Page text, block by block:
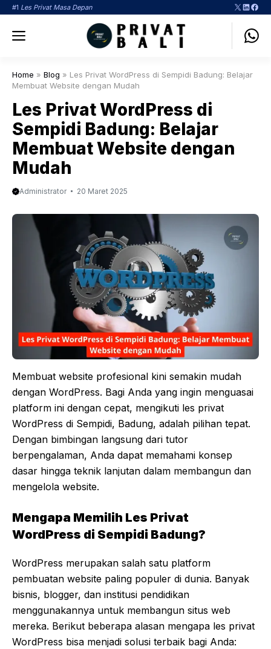
Langsung
#1 Les Privat Masa Depan X
Menu
Home » Blog » Les Privat WordPress di Sempidi Badung: Belajar
Membuat Website dengan Mudah
Les Privat WordPress di
Sempidi Badung: Belajar
Membuat Website dengan
Mudah
Administrator 20 Maret 2025
Membuat website profesional kini semakin mudah
dengan WordPress. Bagi Anda yang ingin menguasai
platform ini dengan cepat, mengikuti les privat
WordPress di Sempidi, Badung, adalah pilihan tepat.
Dengan bimbingan langsung dari tutor
berpengalaman, Anda dapat memahami konsep
dasar hingga teknik lanjutan dalam membangun dan
mengelola website.
Mengapa Memilih Les Privat
WordPress di Sempidi Badung?
WordPress merupakan salah satu platform
pembuatan website paling populer di dunia. Banyak
bisnis, blogger, dan institusi pendidikan
menggunakannya untuk membangun situs web
mereka. Berikut beberapa alasan mengapa les privat
WordPress bisa menjadi solusi terbaik bagi Anda: